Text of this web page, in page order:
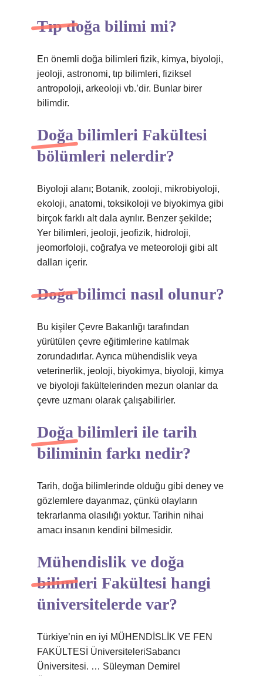
Tıp doğa bilimi mi?
En önemli doğa bilimleri fizik, kimya, biyoloji,
jeoloji, astronomi, tıp bilimleri, fiziksel
antropoloji, arkeoloji vb.’dir. Bunlar birer
bilimdir.
Doğa bilimleri Fakültesi
bölümleri nelerdir?
Biyoloji alanı; Botanik, zooloji, mikrobiyoloji,
ekoloji, anatomi, toksikoloji ve biyokimya gibi
birçok farklı alt dala ayrılır. Benzer şekilde;
Yer bilimleri, jeoloji, jeofizik, hidroloji,
jeomorfoloji, coğrafya ve meteoroloji gibi alt
dalları içerir.
Doğa bilimci nasıl olunur?
Bu kişiler Çevre Bakanlığı tarafından
yürütülen çevre eğitimlerine katılmak
zorundadırlar. Ayrıca mühendislik veya
veterinerlik, jeoloji, biyokimya, biyoloji, kimya
ve biyoloji fakültelerinden mezun olanlar da
çevre uzmanı olarak çalışabilirler.
Doğa bilimleri ile tarih
biliminin farkı nedir?
Tarih, doğa bilimlerinde olduğu gibi deney ve
gözlemlere dayanmaz, çünkü olayların
tekrarlanma olasılığı yoktur. Tarihin nihai
amacı insanın kendini bilmesidir.
Mühendislik ve doğa
bilimleri Fakültesi hangi
üniversitelerde var?
Türkiye’nin en iyi MÜHENDİSLİK VE FEN
FAKÜLTESİ ÜniversiteleriSabancı
Üniversitesi. … Süleyman Demirel